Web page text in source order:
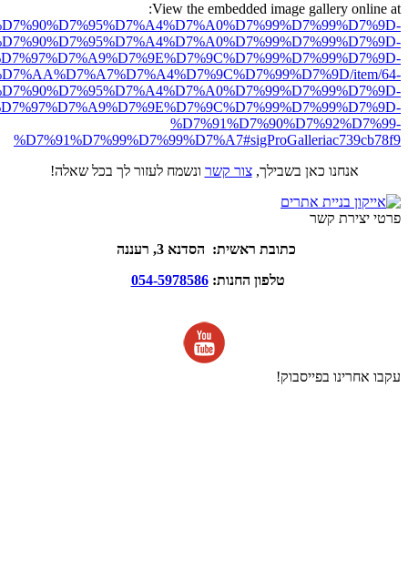
View the embedded image gallery online at:
item/64-
%D7%91%D7%90%D7%92%D7%99-
%D7%91%D7%99%D7%99%D7%A7#sigProGalleriac739cb78f9
אנחנו כאן בשבילך,צור קשר ונשמח לעזור לך בכל שאלה!
פרטי יצירת קשר
כתובת ראשית: הסדנא 3, רעננה
טלפון החנות:054-5978586
עקבו אחרינו בפייסבוק!